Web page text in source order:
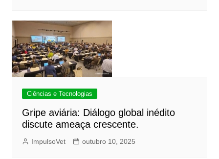
Ciências e Tecnologias
Gripe aviária: Diálogo global inédito
discute ameaça crescente.
ImpulsoVet outubro 10, 2025